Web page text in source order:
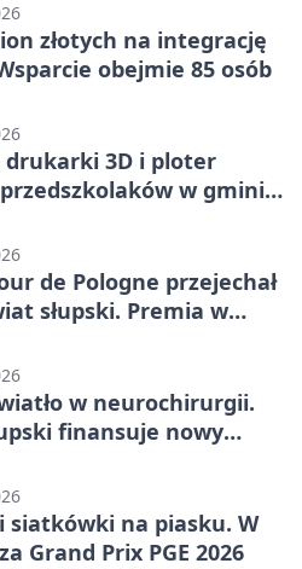
złotych na integrację
obejmie 85 osób
3D i ploter
w gminie
de Pologne przejechał
słupski. Premia w
w neurochirurgii.
finansuje nowy
siatkówki na piasku. W
Grand Prix PGE 2026